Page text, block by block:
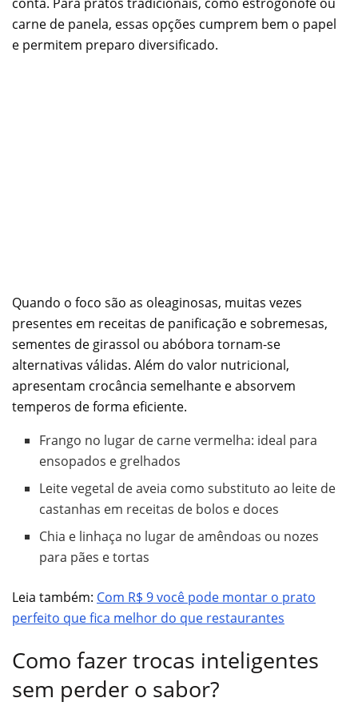
carne de panela, essas opções cumprem bem o papel
e permitem preparo diversificado.
Quando o foco são as oleaginosas, muitas vezes
presentes em receitas de panificação e sobremesas,
sementes de girassol ou abóbora tornam-se
alternativas válidas. Além do valor nutricional,
apresentam crocância semelhante e absorvem
temperos de forma eficiente.
Frango no lugar de carne vermelha: ideal para
ensopados e grelhados
Leite vegetal de aveia como substituto ao leite de
castanhas em receitas de bolos e doces
Chia e linhaça no lugar de amêndoas ou nozes
para pães e tortas
Leia também: Com R$ 9 você pode montar o prato
perfeito que fica melhor do que restaurantes
Como fazer trocas inteligentes
sem perder o sabor?